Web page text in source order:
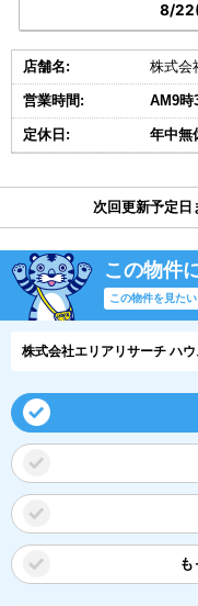
8/
店舗名: 株式会
営業時間: AM9時
定休日: 年中無
次回更新予定日
この物件
この物件を見た
株式会社エリアリサーチ ハ